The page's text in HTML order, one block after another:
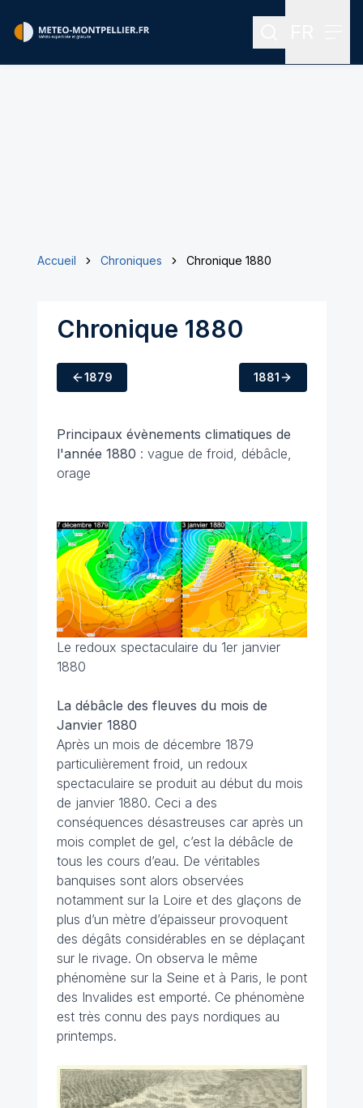
Rechercher
Accueil Chroniques Chronique 1880
Chronique 1880
1879 1881
Principaux évènements climatiques de
l'année 1880 : vague de froid, débâcle,
orage
Le redoux spectaculaire du 1er janvier
1880
La débâcle des fleuves du mois de
Janvier 1880
Après un mois de décembre 1879
particulièrement froid, un redoux
spectaculaire se produit au début du mois
de janvier 1880. Ceci a des
conséquences désastreuses car après un
mois complet de gel, c’est la débâcle de
tous les cours d’eau. De véritables
banquises sont alors observées
notamment sur la Loire et des glaçons de
plus d’un mètre d’épaisseur provoquent
des dégâts considérables en se déplaçant
sur le rivage. On observa le même
phénomène sur la Seine et à Paris, le pont
des Invalides est emporté. Ce phénomène
est très connu des pays nordiques au
printemps.